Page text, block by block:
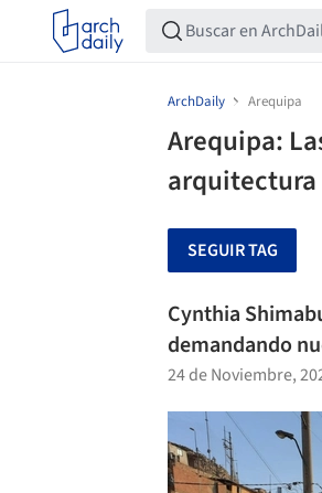
ArchDaily Arequipa
Arequipa:
arquitectura
SEGUIR TAG
Cynthia
demandando
24 de Noviembre,